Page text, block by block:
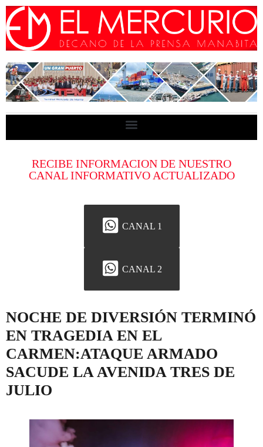
RECIBE INFORMACION DE NUESTRO
CANAL INFORMATIVO ACTUALIZADO
CANAL 1
CANAL 2
NOCHE DE DIVERSIÓN TERMINÓ
EN TRAGEDIA EN EL
CARMEN:ATAQUE ARMADO
SACUDE LA AVENIDA TRES DE
JULIO